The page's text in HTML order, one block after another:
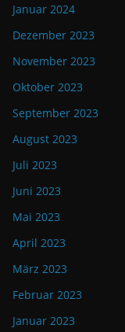
Januar 2024
Dezember 2023
November 2023
Oktober 2023
September 2023
August 2023
Juli 2023
Juni 2023
Mai 2023
April 2023
März 2023
Februar 2023
Januar 2023